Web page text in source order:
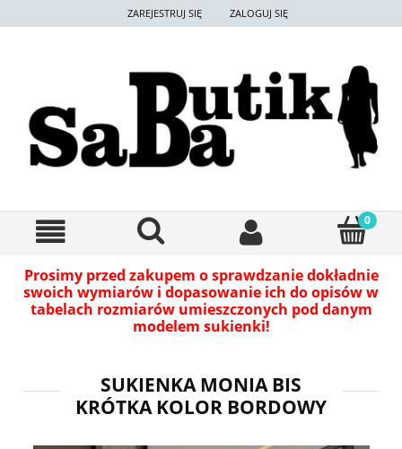
ZAREJESTRUJ SIĘ ZALOGUJ SIĘ
Prosimy przed zakupem o sprawdzanie dokładnie
swoich wymiarów i dopasowanie ich do opisów w
tabelach rozmiarów umieszczonych pod danym
modelem sukienki!
SUKIENKA MONIA BIS
KRÓTKA KOLOR BORDOWY